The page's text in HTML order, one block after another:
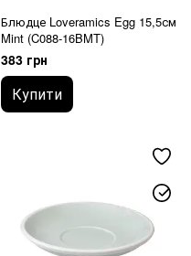
Блюдце Loveramics Egg 15,5см
Mint (C088-16BMT)
383 грн
Купити